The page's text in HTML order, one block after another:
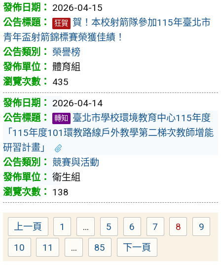
2026-04-15
狂賀 賀！本校射箭隊參加115年臺北市
青年盃射箭錦標賽榮獲佳績！
榮譽榜
體育組
435
2026-04-14
轉知
臺北市學校環境教育中心115年度
「115年度101環教路線戶外教學第二梯次教師增能
研習計畫」
競賽與活動
衛生組
138
上一頁 Page
1 ... Page
5 Page
6 Page
7 Page
8 9
Page
10 Page
11 ... Page
85 下一頁